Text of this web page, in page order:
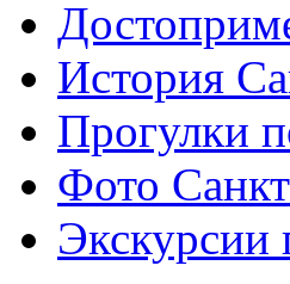
История
Прогулки
Фото
Экскурсии